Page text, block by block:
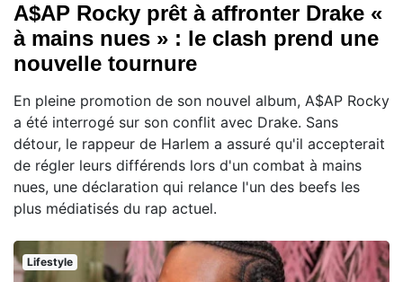
A$AP Rocky prêt à affronter Drake «
à mains nues » : le clash prend une
nouvelle tournure
En pleine promotion de son nouvel album, A$AP Rocky
a été interrogé sur son conflit avec Drake. Sans
détour, le rappeur de Harlem a assuré qu'il accepterait
de régler leurs différends lors d'un combat à mains
nues, une déclaration qui relance l'un des beefs les
plus médiatisés du rap actuel.
Lifestyle